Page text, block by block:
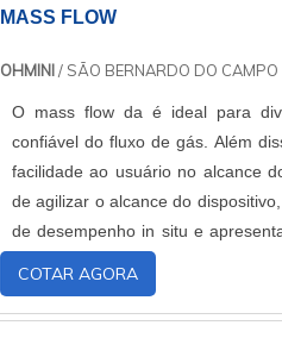
MASS FLOW
OHMINI/ SÃO BERNARDO DO CAMPO
O mass flow da é ideal para
confiável do fluxo de gás. Além
facilidade ao usuário no alcance
de agilizar o alcance do
de desempenho in situ e
elastômero,Capacidad....
COTAR AGORA